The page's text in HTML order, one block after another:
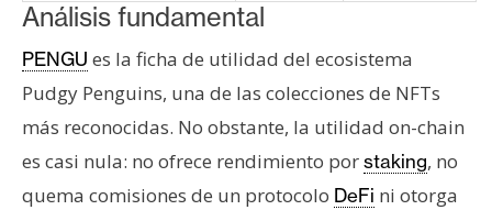
Análisis fundamental
PENGU es la ficha de utilidad del ecosistema
Pudgy Penguins, una de las colecciones de NFTs
más reconocidas. No obstante, la utilidad on-chain
es casi nula: no ofrece rendimiento porstaking, no
quema comisiones de un protocolo DeFi ni otorga